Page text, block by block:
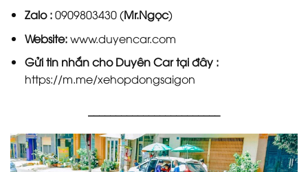
Zalo :0909803430 (Mr.Ngọc)
Website:www.duyencar.com
Gửi tin nhắn choDuyên Cartại đây :
https://m.me/xehopdongsaigon